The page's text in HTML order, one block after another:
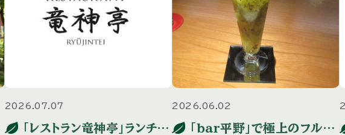
2026.07.07
「レストラン竜神亭」ランチ・
2026.06.02
「bar平野」で極上のフルー